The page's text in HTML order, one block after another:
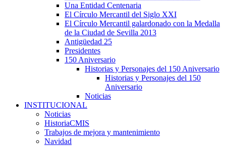
Una Entidad Centenaria
El Círculo Mercantil del Siglo XXI
El Círculo Mercantil galardonado con la Medalla
de la Ciudad de Sevilla 2013
Antigüedad 25
Presidentes
150 Aniversario
Historias y Personajes del 150 Aniversario
Historias y Personajes del 150
Aniversario
Noticias
INSTITUCIONAL
Noticias
HistoriaCMIS
Trabajos de mejora y mantenimiento
Navidad